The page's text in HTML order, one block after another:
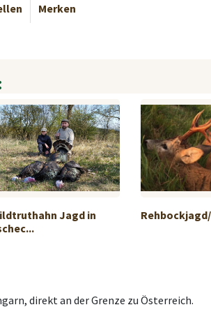
Merken
Jagd in
direkt an der Grenze zu Österreich.